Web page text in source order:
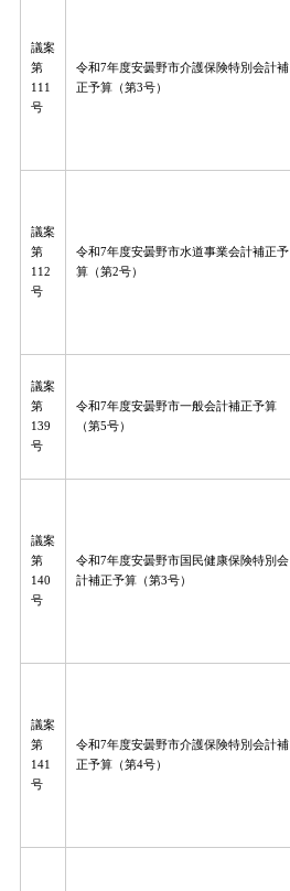
議案
第
111
号
令和7年度安曇野市介護保険特別会計補
正予算（第3号）
議案
第
112
号
令和7年度安曇野市水道事業会計補正予
算（第2号）
議案
第
139
号
令和7年度安曇野市一般会計補正予算
（第5号）
議案
第
140
号
令和7年度安曇野市国民健康保険特別会
計補正予算（第3号）
議案
第
141
号
令和7年度安曇野市介護保険特別会計補
正予算（第4号）